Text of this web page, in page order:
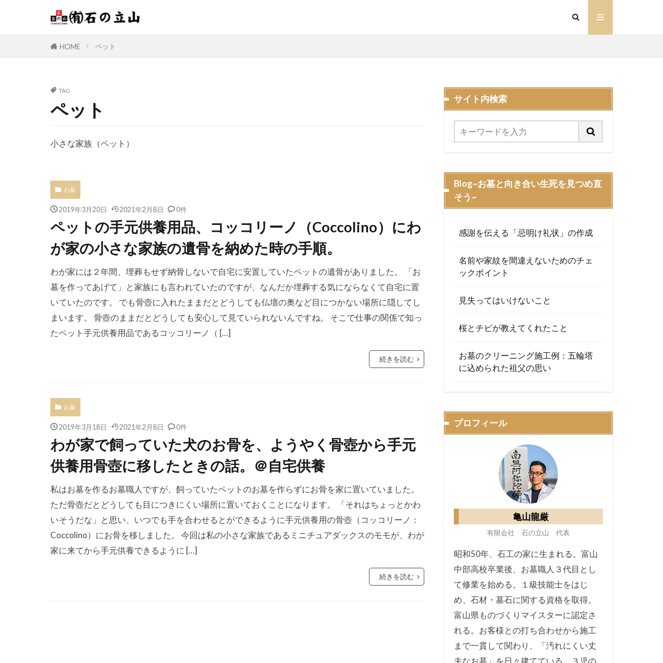
HOME ペット
TAG
ペット
小さな家族（ペット）
お墓
2019年3月20日 2021年2月8日 0件
ペットの手元供養用品、コッコリーノ（Coccolino）にわ
が家の小さな家族の遺骨を納めた時の手順。
わが家には２年間、埋葬もせず納骨しないで自宅に安置していたペットの遺骨がありました。 「お
墓を作ってあげて」と家族にも言われていたのですが、なんだか埋葬する気にならなくて自宅に置
いていたのです。 でも骨壺に入れたままだとどうしても仏壇の奥など目につかない場所に隠してし
まいます。 骨壺のままだとどうしても安心して見ていられないんですね。 そこで仕事の関係で知っ
たペット手元供養用品であるコッコリーノ（ […]
続きを読む
お墓
2019年3月18日 2021年2月8日 0件
わが家で飼っていた犬のお骨を、ようやく骨壺から手元
供養用骨壺に移したときの話。＠自宅供養
私はお墓を作るお墓職人ですが、飼っていたペットのお墓を作らずにお骨を家に置いていました。
ただ骨壺だとどうしても目につきにくい場所に置いておくことになります。 「それはちょっとかわ
いそうだな」と思い、いつでも手を合わせるとができるように手元供養用の骨壺（コッコリーノ：
Coccolino）にお骨を移しました。 今回は私の小さな家族であるミニチュアダックスのモモが、わが
家に来てから手元供養できるように […]
続きを読む
サイト内検索
Blog~お墓と向き合い生死を見つめ直
そう~
感謝を伝える「忌明け礼状」の作成
名前や家紋を間違えないためのチェ
ックポイント
見失ってはいけないこと
桜とチビが教えてくれたこと
お墓のクリーニング施工例：五輪塔
に込められた祖父の思い
プロフィール
亀山龍厳
有限会社 石の立山 代表
昭和50年、石工の家に生まれる。富山
中部高校卒業後、お墓職人３代目とし
て修業を始める。１級技能士をはじ
め、石材・墓石に関する資格を取得。
富山県ものづくりマイスターに認定さ
れる。お客様との打ち合わせから施工
まで一貫して関わり、「汚れにくい丈